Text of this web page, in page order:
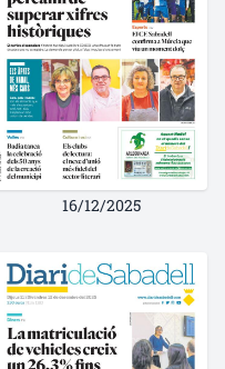
16/12/2025